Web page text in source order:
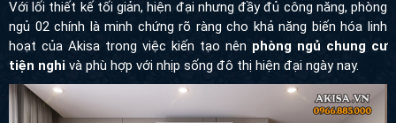
ngủ 02 chính là minh chứng rõ ràng cho khả năng biến hóa linh
hoạt của Akisa trong việc kiến tạo nênphòng ngủ chung cư tiện
nghi và phù hợp với nhịp sống đô thị hiện đại ngày nay.